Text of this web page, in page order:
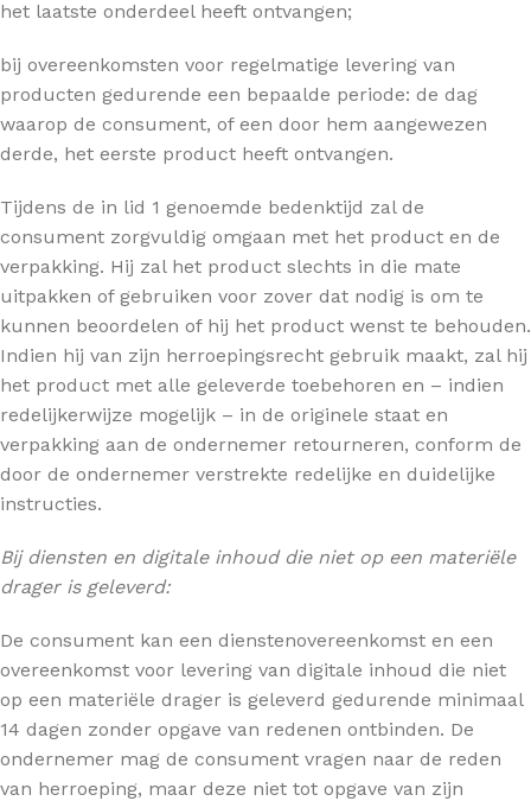
het laatste onderdeel heeft ontvangen;
bij overeenkomsten voor regelmatige levering van
producten gedurende een bepaalde periode: de dag
waarop de consument, of een door hem aangewezen
derde, het eerste product heeft ontvangen.
Tijdens de in lid 1 genoemde bedenktijd zal de
consument zorgvuldig omgaan met het product en de
verpakking. Hij zal het product slechts in die mate
uitpakken of gebruiken voor zover dat nodig is om te
kunnen beoordelen of hij het product wenst te behouden.
Indien hij van zijn herroepingsrecht gebruik maakt, zal hij
het product met alle geleverde toebehoren en – indien
redelijkerwijze mogelijk – in de originele staat en
verpakking aan de ondernemer retourneren, conform de
door de ondernemer verstrekte redelijke en duidelijke
instructies.
Bij diensten en digitale inhoud die niet op een materiële
drager is geleverd:
De consument kan een dienstenovereenkomst en een
overeenkomst voor levering van digitale inhoud die niet
op een materiële drager is geleverd gedurende minimaal
14 dagen zonder opgave van redenen ontbinden. De
ondernemer mag de consument vragen naar de reden
van herroeping, maar deze niet tot opgave van zijn